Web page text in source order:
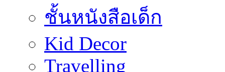
ชั้นหนังสือเด็ก
Kid Decor
Travelling